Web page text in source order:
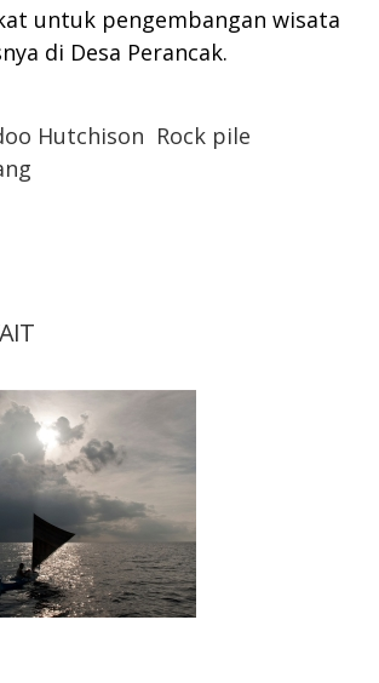
untuk pengembangan wisata
di Desa Perancak.
Hutchison Rock pile